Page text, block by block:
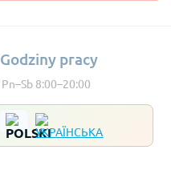
Godziny pracy
Pn–Sb 8:00–20:00